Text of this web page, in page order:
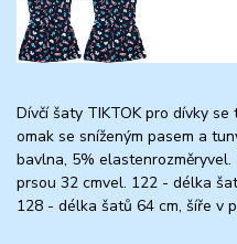
Dívčí šaty TIKTOK pro dívky
omak se sníženým pasem a
bavlna, 5%
prsou 32 cmvel. 122 - délka
128 - délka šatů 64 cm, šíře v